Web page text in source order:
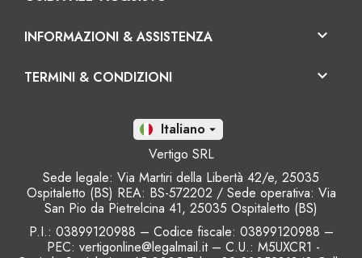
INFORMAZIONI & ASSISTENZA 
TERMINI & CONDIZIONI 
It 
Vertigo SRL
Sede legale: Via Martiri della Libertà 42/e, 25035
Ospitaletto (BS) REA: BS-572202 / Sede operativa: Via
San Pio da Pietrelcina 41, 25035 Ospitaletto (BS)
P.I.: 03899120988 – Codice fiscale: 03899120988 –
PEC: vertigonline@legalmail.it – C.U.: M5UXCR1 -